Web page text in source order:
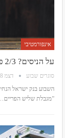
אינפורמטיבי
על הניסים? 2/3 פריים טוב או פחות
סוגרים שבוע דצמ 18, 2020
השבוע בנק ישראל
"מגבלת שליש הפריים